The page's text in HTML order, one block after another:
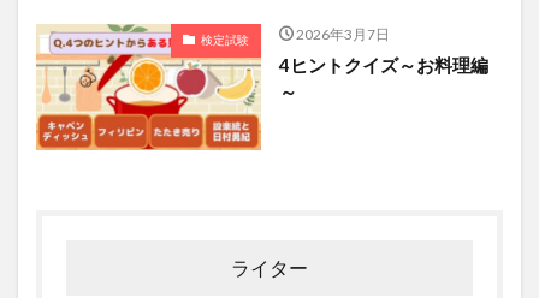
検定試験 2026年3月7日
4ヒントクイズ～お料理編
～
ライター